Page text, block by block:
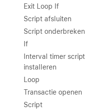
Exit Loop If
Script afsluiten
Script onderbreken
If
Interval timer script
installeren
Loop
Transactie openen
Script